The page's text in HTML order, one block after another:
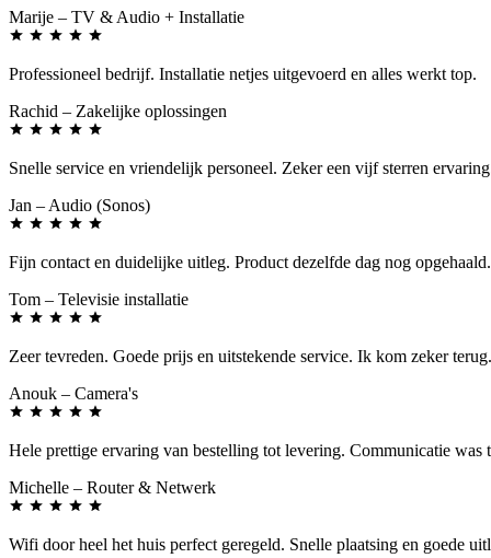
Marije – TV & Audio + Installatie
Professioneel bedrijf. Installatie netjes uitgevoerd en alles werkt top.
Rachid – Zakelijke oplossingen
Snelle service en vriendelijk personeel. Zeker een vijf sterren
Jan – Audio (Sonos)
Fijn contact en duidelijke uitleg. Product dezelfde dag nog opgehaald.
Tom – Televisie installatie
Zeer tevreden. Goede prijs en uitstekende service. Ik kom zeker terug.
Anouk – Camera's
Hele prettige ervaring van bestelling tot levering. Communicatie was
Michelle – Router & Netwerk
Wifi door heel het huis perfect geregeld. Snelle plaatsing en goede